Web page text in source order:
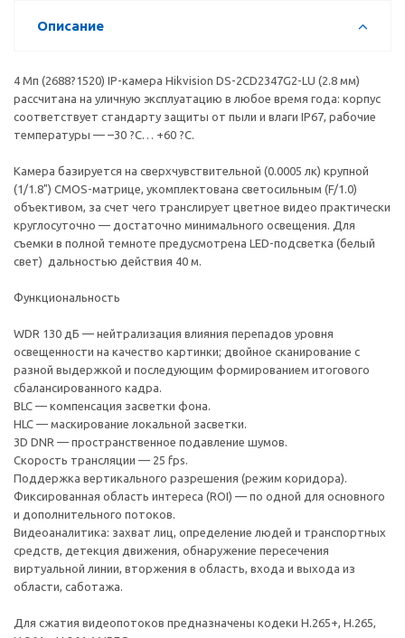
Описание
4 Мп (2688?1520) IP-камера Hikvision DS-2CD2347G2-LU (2.8 мм)
рассчитана на уличную эксплуатацию в любое время года: корпус
соответствует стандарту защиты от пыли и влаги IP67, рабочие
температуры — –30 ?С… +60 ?С.
Камера базируется на сверхчувствительной (0.0005 лк) крупной
(1/1.8") CMOS-матрице, укомплектована светосильным (F/1.0)
объективом, за счет чего транслирует цветное видео практически
круглосуточно — достаточно минимального освещения. Для
съемки в полной темноте предусмотрена LED-подсветка (белый
свет) дальностью действия 40 м.
Функциональность
WDR 130 дБ — нейтрализация влияния перепадов уровня
освещенности на качество картинки; двойное сканирование с
разной выдержкой и последующим формированием итогового
сбалансированного кадра.
BLC — компенсация засветки фона.
HLC — маскирование локальной засветки.
3D DNR — пространственное подавление шумов.
Скорость трансляции — 25 fps.
Поддержка вертикального разрешения (режим коридора).
Фиксированная область интереса (ROI) — по одной для основного
и дополнительного потоков.
Видеоаналитика: захват лиц, определение людей и транспортных
средств, детекция движения, обнаружение пересечения
виртуальной линии, вторжения в область, входа и выхода из
области, саботажа.
Для сжатия видеопотоков предназначены кодеки H.265+, H.265,